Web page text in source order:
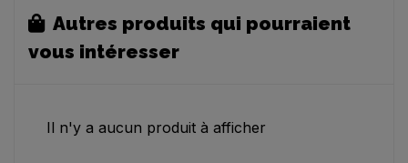
Autres produits qui pourraient
vous intéresser
Il n'y a aucun produit à afficher